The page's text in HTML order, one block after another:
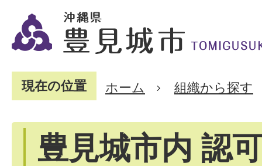
現在の位置 ホーム 組織から探す
豊見城市内 認